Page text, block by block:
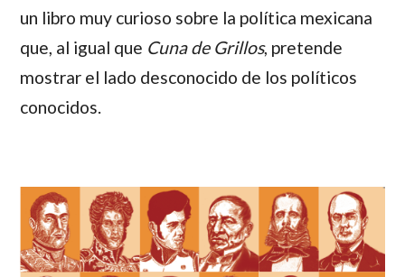
un libro muy curioso sobre la política mexicana
que, al igual que Cuna de Grillos, pretende
mostrar el lado desconocido de los políticos
conocidos.